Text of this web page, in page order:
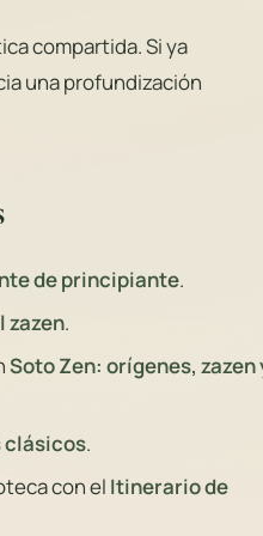
compartida. Si ya
una profundización
de principiante.
zazen.
Soto Zen: orígenes, zazen
clásicos.
con el Itinerario de